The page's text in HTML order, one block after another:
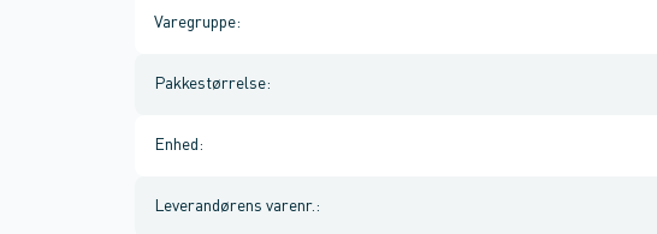
Varegruppe:
Pakkestørrelse:
Enhed :
Leverandørens varenr. :